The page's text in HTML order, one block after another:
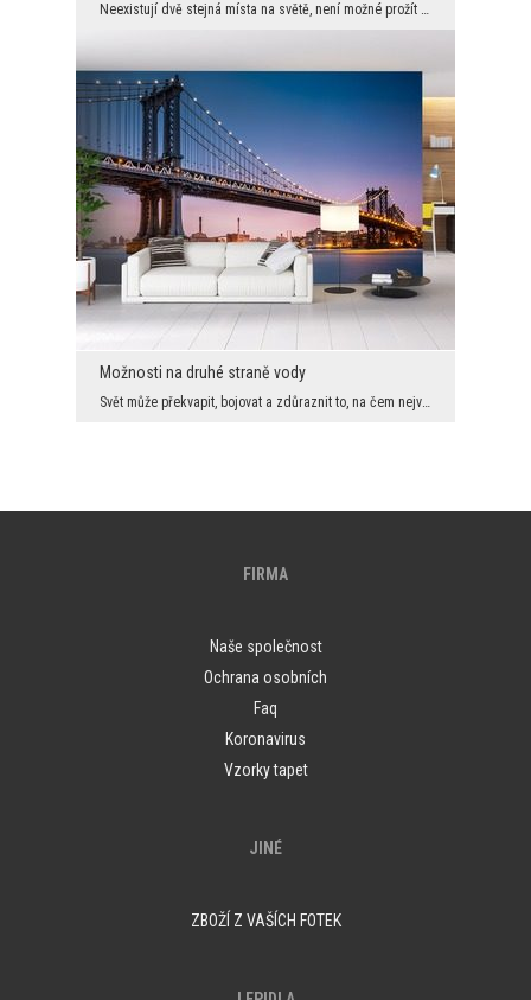
Neexistují dvě stejná místa na světě, není možné prožít stejný okamžik, necítíme podobné emoce –...
Možnosti na druhé straně vody
Svět může překvapit, bojovat a zdůraznit to, na čem nejvíce záleží. Pokud chcete být součástí to...
FIRMA
Naše společnost
Ochrana osobních
Faq
Koronavirus
Vzorky tapet
JINÉ
ZBOŽÍ Z VAŠÍCH FOTEK